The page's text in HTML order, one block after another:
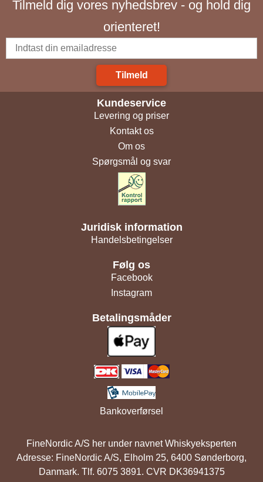
Tilmeld dig vores nyhedsbrev - og hold dig
orienteret!
Tilmeld
Kundeservice
Levering og priser
Kontakt os
Om os
Spørgsmål og svar
Juridisk information
Handelsbetingelser
Følg os
Facebook
Instagram
Betalingsmåder
Bankoverførsel
FineNordic A/S her under navnet Whiskyeksperten
Adresse: FineNordic A/S, Elholm 25, 6400 Sønderborg,
Danmark. Tlf. 6075 3891. CVR DK36941375